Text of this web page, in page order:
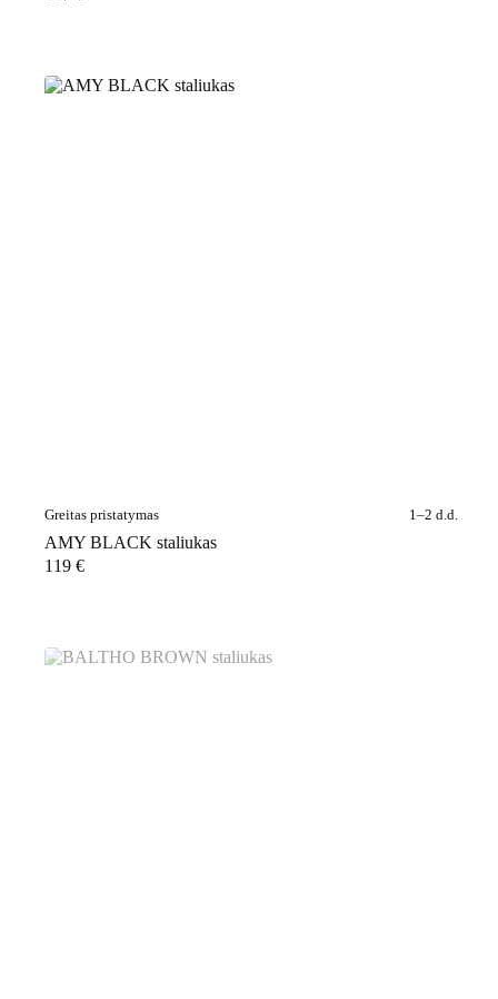
Greitas pristatymas 1–2 d.d.
AMY BLACK staliukas
119 €